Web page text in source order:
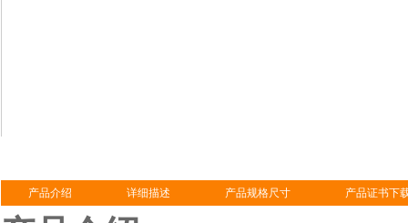
产品介绍 详细描述 产品规格尺寸 产品证书下